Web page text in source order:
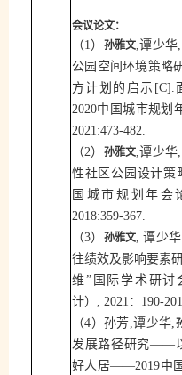
会议论文：
（1） 孙雅文,谭少华,
公园空间环境策
方计划的启示 [C].
2020中国城市规划
2021:473-482.
（2） 孙雅文,谭少华,
性社区公园设计策
国城市规划年会
2018:359-367.
（3） 孙雅文,谭少
往绩效及影响要素
维”国际学术研讨
计） , 2021 ： 190-
（4）孙芳 ,谭少华,
发展路径研究——
好人居——2019中